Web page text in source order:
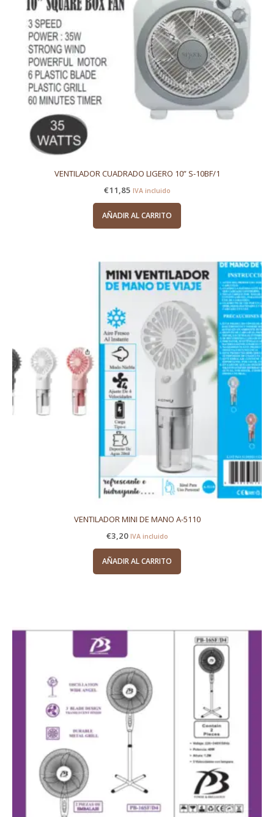
VENTILADOR CUADRADO LIGERO 10” S-10BF/1
€11,85 IVA incluido
AÑADIR AL CARRITO
VENTILADOR MINI DE MANO A-5110
€3,20 IVA incluido
AÑADIR AL CARRITO